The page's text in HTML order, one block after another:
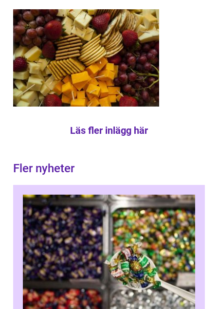
Läs fler inlägg här
Fler nyheter